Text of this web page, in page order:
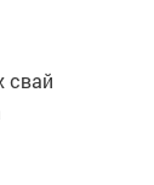
свай